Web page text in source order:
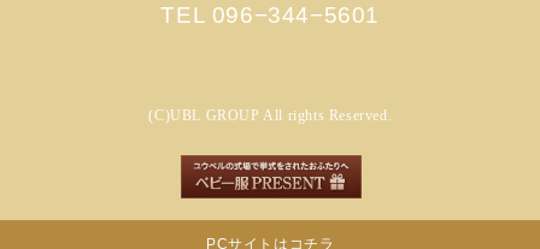
TEL 096−344−5601
(C)UBL GROUP All rights Reserved.
PCサイトはコチラ